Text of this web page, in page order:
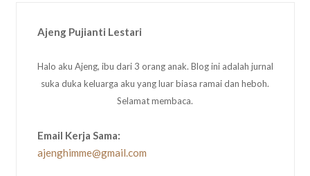
Ajeng Pujianti Lestari
Halo aku Ajeng, ibu dari 3 orang anak. Blog ini adalah jurnal
suka duka keluarga aku yang luar biasa ramai dan heboh.
Selamat membaca.
Email Kerja Sama:
ajenghimme@gmail.com